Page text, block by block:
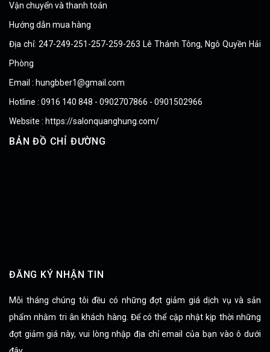
Vận chuyển và thanh toán
Hướng dẫn mua hàng
Địa chỉ: 247-249-251-257-259-263 Lê Thánh Tông, Ngô Quyền Hải
Phòng
Email : hungbber1@gmail.com
Hotline : 0916 140 848 - 0902707866 - 0901502966
Website : https://salonquanghung.com/
BẢN ĐỒ CHỈ ĐƯỜNG
ĐĂNG KÝ NHẬN TIN
Mỗi tháng chúng tôi đều có những đợt giảm giá dịch vụ và sản
phẩm nhằm tri ân khách hàng. Để có thể cập nhật kịp thời những
đợt giảm giá này, vui lòng nhập địa chỉ email của bạn vào ô dưới